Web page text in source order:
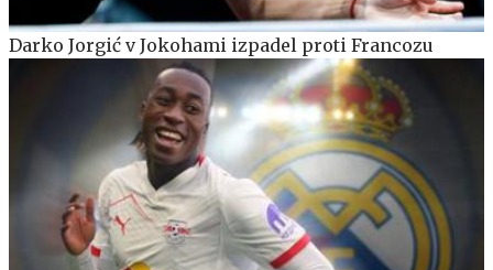
Darko Jorgić v Jokohami izpadel proti Francozu